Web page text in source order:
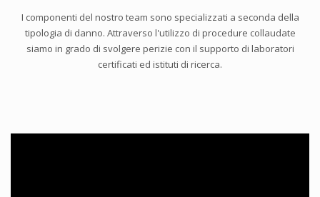
I componenti del nostro team sono specializzati a seconda della
tipologia di danno. Attraverso l'utilizzo di procedure collaudate
siamo in grado di svolgere perizie con il supporto di laboratori
certificati ed istituti di ricerca.